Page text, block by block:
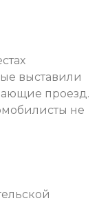
выставили
проезд.
не